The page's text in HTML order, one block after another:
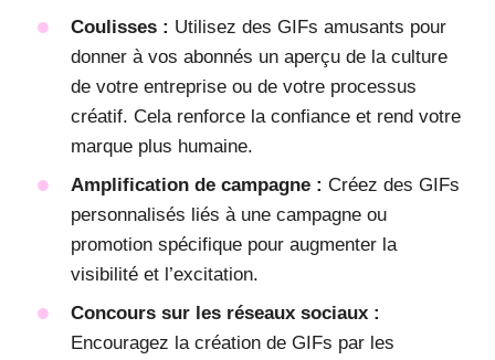
Coulisses : Utilisez des GIFs amusants pour
donner à vos abonnés un aperçu de la culture
de votre entreprise ou de votre processus
créatif. Cela renforce la confiance et rend votre
marque plus humaine.
Amplification de campagne : Créez des GIFs
personnalisés liés à une campagne ou
promotion spécifique pour augmenter la
visibilité et l’excitation.
Concours sur les réseaux sociaux :
Encouragez la création de GIFs par les